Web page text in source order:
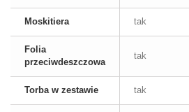
Moskitiera tak
Folia
przeciwdeszczowa
tak
Torba w zestawie tak